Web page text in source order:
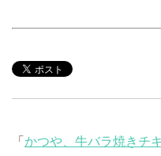
「 かつや、牛バラ焼きチ